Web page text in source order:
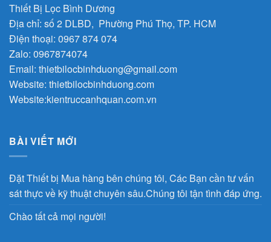
Thiết Bị Lọc Bình Dương
Địa chỉ: số 2 DLBD, Phường Phú Thọ, TP. HCM
Điện thoại: 0967 874 074
Zalo: 0967874074
Email: thietbilocbinhduong@gmail.com
Website: thietbilocbinhduong.com
Website:kientruccanhquan.com.vn
BÀI VIẾT MỚI
Đặt Thiết bị Mua hàng bên chúng tôi, Các Bạn cần tư vấn
sát thực về kỹ thuật chuyên sâu.Chúng tôi tận tình đáp ứng.
Chào tất cả mọi người!